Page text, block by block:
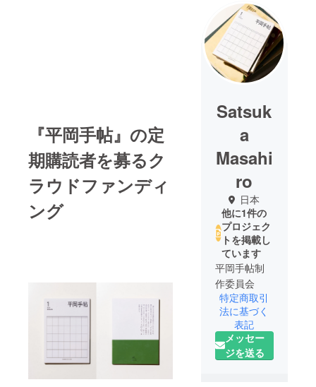
『平岡手帖』の定
期購読者を募るク
ラウドファンディ
ング
Satsuk
a
Masahi
ro
日本
他に1件の
プロジェク
トを掲載し
ています
平岡手帖制
作委員会
特定商取引
法に基づく
表記
メッセー
ジを送る